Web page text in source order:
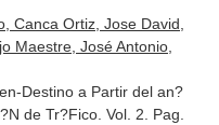
Canca Ortiz, Jose David,
Maestre, José Antonio,
Destino a Partir del an?
de Tr?Fico. Vol. 2. Pag.